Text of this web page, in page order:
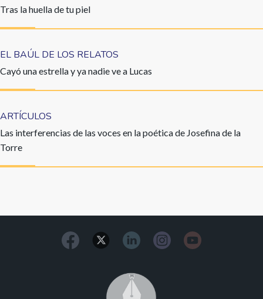
Tras la huella de tu piel
EL BAÚL DE LOS RELATOS
Cayó una estrella y ya nadie ve a Lucas
ARTÍCULOS
Las interferencias de las voces en la poética de Josefina de la
Torre
Image